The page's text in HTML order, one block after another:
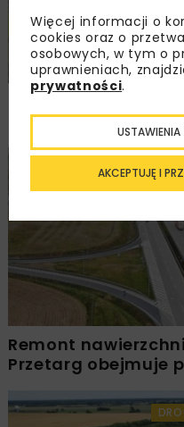
Rozbudowa
a Wieruszowem z
Remont
Przetarg obejmuje
Więcej informacji o
cookies oraz o
osobowych, w tym o
uprawnieniach,
prywatności.
AKCEPTUJĘ I